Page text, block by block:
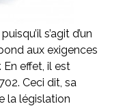
s’agit d’un
aux exigences
effet, il est
Ceci dit, sa
la législation